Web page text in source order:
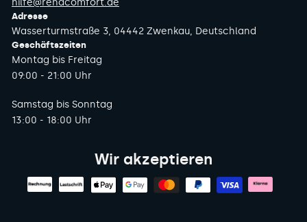
hilfe@rehacomfort.de
Adresse
Wasserturmstraße 3, 04442 Zwenkau, Deutschland
Geschäftszeiten
Montag bis Freitag
09:00 - 21:00 Uhr
Samstag bis Sonntag
13:00 - 18:00 Uhr
Wir akzeptieren